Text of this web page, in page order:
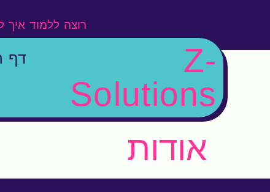
רוצה ללמוד איך
דף
Z-
Solutions
אודות